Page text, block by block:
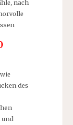
nach
des
und